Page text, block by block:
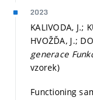
2023
KALIVODA, J.;
HVOŽĎA, J.;
generace
vzorek)
Functioning